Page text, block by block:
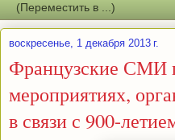
воскресенье, 1 декабря 2013 г.
Французские СМИ
мероприятиях,
в связи с 900-